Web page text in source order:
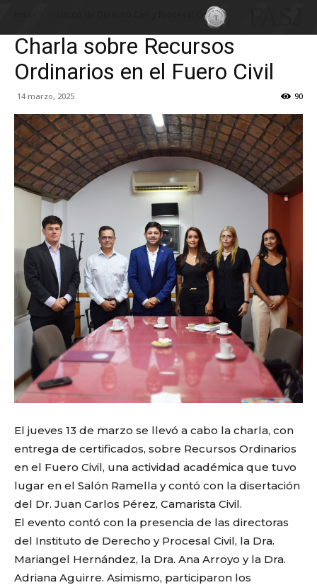
Instituto de Derecho Civil y Procesal Civil
Charla sobre Recursos
Ordinarios en el Fuero Civil
14 marzo, 2025 90
El jueves 13 de marzo se llevó a cabo la charla, con
entrega de certificados, sobre Recursos Ordinarios
en el Fuero Civil, una actividad académica que tuvo
lugar en el Salón Ramella y contó con la disertación
del Dr. Juan Carlos Pérez, Camarista Civil.
El evento contó con la presencia de las directoras
del Instituto de Derecho y Procesal Civil, la Dra.
Mariangel Hernández, la Dra. Ana Arroyo y la Dra.
Adriana Aguirre. Asimismo, participaron los